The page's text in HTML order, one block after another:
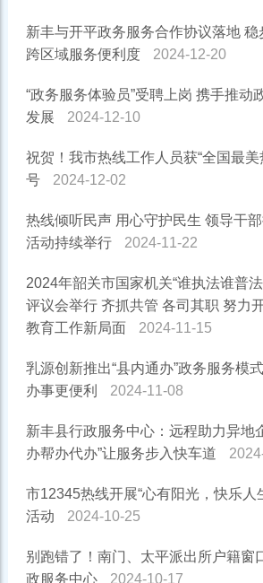
新丰与开平政务服务合作协议落地 稳
跨区域服务便利度
2024-12-20
“政务服务体验员”受聘上岗 携手推动
发展
2024-12-10
祝贺！我市热线工作人员获“全国最美
号
2024-12-02
热线倾听民声 用心守护民生 领导干
活动持续举行
2024-11-22
2024年韶关市国家机关“谁执法谁普
评议会举行 齐抓共管 各司其职 努力
教育工作新局面
2024-11-15
乳源创新推出“县内通办”政务服务模
办事更便利
2024-11-08
新丰县行政服务中心：远程助力异地
办帮办代办”让服务步入快车道
市12345热线开展“心有阳光，快乐人
活动
2024-10-25
别跑错了！南门、太平派出所户籍窗
政服务中心
2024-10-17